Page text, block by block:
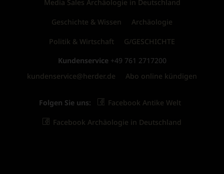
Media Sales Archäologie in Deutschland
Geschichte & Wissen Archäologie
Politik & Wirtschaft G/GESCHICHTE
Kundenservice +49 761 2717200
kundenservice@herder.de
Abo online kündigen
Folgen Sie uns: Facebook Antike Welt
Facebook Archäologie in Deutschland